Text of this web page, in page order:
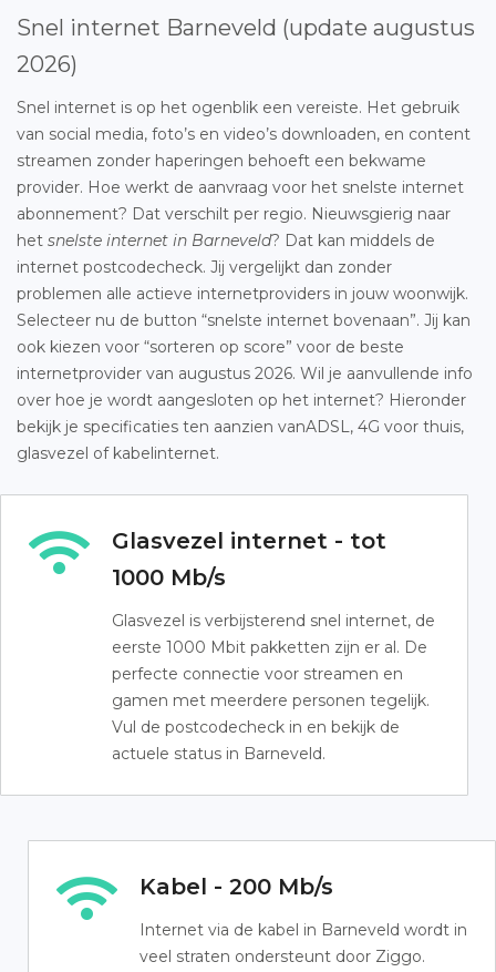
Snel internet Barneveld (update augustus
2026)
Snel internet is op het ogenblik een vereiste. Het gebruik
van social media, foto’s en video’s downloaden, en content
streamen zonder haperingen behoeft een bekwame
provider. Hoe werkt de aanvraag voor het snelste internet
abonnement? Dat verschilt per regio. Nieuwsgierig naar
het snelste internet in Barneveld? Dat kan middels de
internet postcodecheck. Jij vergelijkt dan zonder
problemen alle actieve internetproviders in jouw woonwijk.
Selecteer nu de button “snelste internet bovenaan”. Jij kan
ook kiezen voor “sorteren op score” voor de beste
internetprovider van augustus 2026. Wil je aanvullende info
over hoe je wordt aangesloten op het internet? Hieronder
bekijk je specificaties ten aanzien vanADSL, 4G voor thuis,
glasvezel of kabelinternet.
Glasvezel internet - tot
1000 Mb/s
Glasvezel is verbijsterend snel internet, de
eerste 1000 Mbit pakketten zijn er al. De
perfecte connectie voor streamen en
gamen met meerdere personen tegelijk.
Vul de postcodecheck in en bekijk de
actuele status in Barneveld.
Kabel - 200 Mb/s
Internet via de kabel in Barneveld wordt in
veel straten ondersteunt door Ziggo.